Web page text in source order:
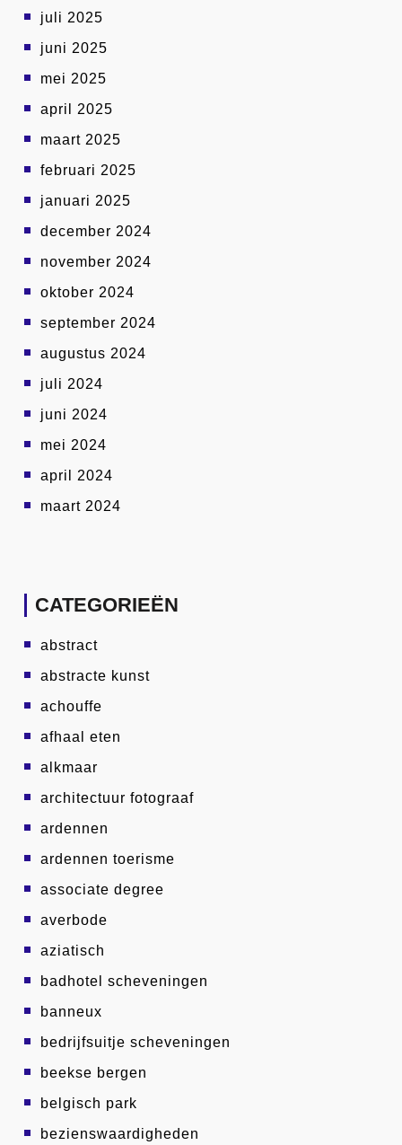
juli 2025
juni 2025
mei 2025
april 2025
maart 2025
februari 2025
januari 2025
december 2024
november 2024
oktober 2024
september 2024
augustus 2024
juli 2024
juni 2024
mei 2024
april 2024
maart 2024
CATEGORIEËN
abstract
abstracte kunst
achouffe
afhaal eten
alkmaar
architectuur fotograaf
ardennen
ardennen toerisme
associate degree
averbode
aziatisch
badhotel scheveningen
banneux
bedrijfsuitje scheveningen
beekse bergen
belgisch park
bezienswaardigheden